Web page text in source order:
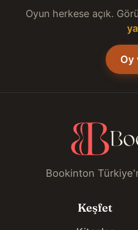
Oyun herkese açık.
Oy
Bookinton
Keşfet